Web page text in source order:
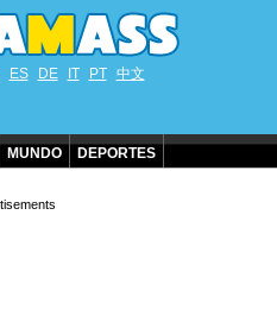
ES DE IT PT 中文
MUNDO DEPORTES